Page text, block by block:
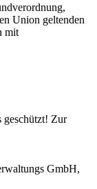
Union geltenden
mit
geschützt! Zur
GmbH,